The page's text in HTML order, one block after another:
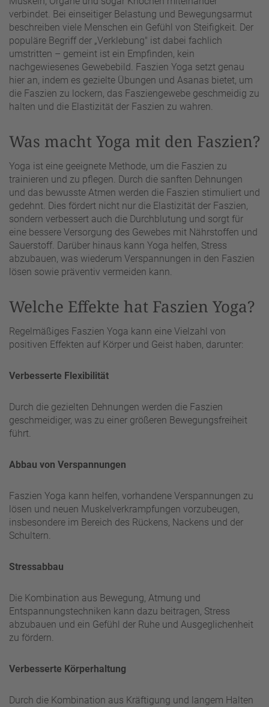
verbindet. Bei einseitiger Belastung und Bewegungsarmut
beschreiben viele Menschen ein Gefühl von Steifigkeit. Der
populäre Begriff der „Verklebung" ist dabei fachlich
umstritten – gemeint ist ein Empfinden, kein
nachgewiesenes Gewebebild. Faszien Yoga setzt genau
hier an, indem es gezielte Übungen und Asanas bietet, um
die Faszien zu lockern, das Fasziengewebe geschmeidig zu
halten und die Elastizität der Faszien zu wahren.
Was macht Yoga mit den Faszien?
Yoga ist eine geeignete Methode, um die Faszien zu
trainieren und zu pflegen. Durch die sanften Dehnungen
und das bewusste Atmen werden die Faszien stimuliert und
gedehnt. Dies fördert nicht nur die Elastizität der Faszien,
sondern verbessert auch die Durchblutung und sorgt für
eine bessere Versorgung des Gewebes mit Nährstoffen und
Sauerstoff. Darüber hinaus kann Yoga helfen, Stress
abzubauen, was wiederum Verspannungen in den Faszien
lösen sowie präventiv vermeiden kann.
Welche Effekte hat Faszien Yoga?
Regelmäßiges Faszien Yoga kann eine Vielzahl von
positiven Effekten auf Körper und Geist haben, darunter:
Verbesserte Flexibilität
Durch die gezielten Dehnungen werden die Faszien
geschmeidiger, was zu einer größeren Bewegungsfreiheit
führt.
Abbau von Verspannungen
Faszien Yoga kann helfen, vorhandene Verspannungen zu
lösen und neuen Muskelverkrampfungen vorzubeugen,
insbesondere im Bereich des Rückens, Nackens und der
Schultern.
Stressabbau
Die Kombination aus Bewegung, Atmung und
Entspannungstechniken kann dazu beitragen, Stress
abzubauen und ein Gefühl der Ruhe und Ausgeglichenheit
zu fördern.
Verbesserte Körperhaltung
Durch die Kombination aus Kräftigung und langem Halten